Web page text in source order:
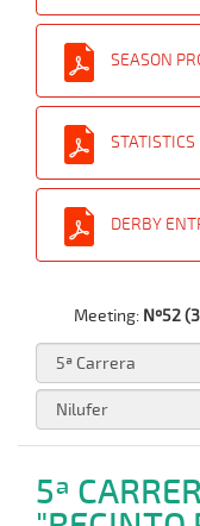
SEASON
STATISTICS
DERBY
Meeting: Nº52
5ª